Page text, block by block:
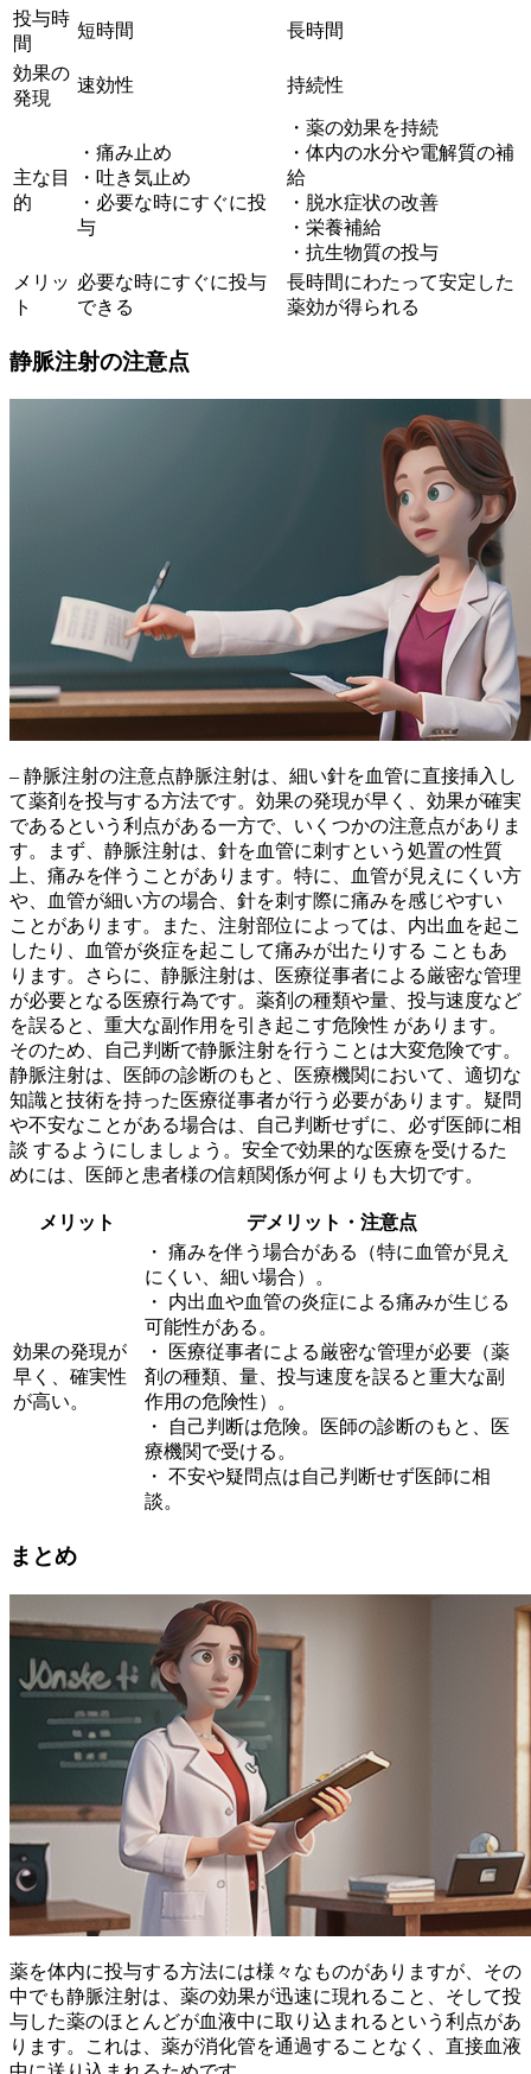
投与時
間
短時間 長時間
効果の
発現
速効性 持続性
主な目
的
・痛み止め
・吐き気止め
・必要な時にすぐに投
与
・薬の効果を持続
・体内の水分や電解質の補
給
・脱水症状の改善
・栄養補給
・抗生物質の投与
メリッ
ト
必要な時にすぐに投与
できる
長時間にわたって安定した
薬効が得られる
静脈注射の注意点
– 静脈注射の注意点静脈注射は、 細い針を血管に直接挿入し
て薬剤を投与する方法です。効果の発現が早く、効果が確実
であるという利点がある一方で、いくつかの注意点がありま
す。まず、静脈注射は、針を血管に刺すという処置の性質
上、痛みを伴うことがあります。特に、血管が見えにくい方
や、血管が細い方の場合、 針を刺す際に痛みを感じやすい
ことがあります。また、注射部位によっては、 内出血を起こ
したり、血管が炎症を起こして痛みが出たりする こともあ
ります。さらに、静脈注射は、
医療従事者による厳密な管理
が必要となる医療行為です。薬剤の種類や量、投与速度など
を誤ると、 重大な副作用を引き起こす危険性 があります。
そのため、自己判断で静脈注射を行うことは大変危険です。
静脈注射は、医師の診断のもと、医療機関において、適切な
知識と技術を持った医療従事者が行う必要があります。疑問
や不安なことがある場合は、
自己判断せずに、必ず医師に相
談 するようにしましょう。安全で効果的な医療を受けるた
めには、医師と患者様の信頼関係が何よりも大切です。
メリット デメリット・注意点
効果の発現が
早く、確実性
が高い。
・ 痛みを伴う場合がある（特に血管が見え
にくい、細い場合）。
・ 内出血や血管の炎症による痛みが生じる
可能性がある。
・ 医療従事者による厳密な管理が必要（薬
剤の種類、量、投与速度を誤ると重大な副
作用の危険性）。
・ 自己判断は危険。医師の診断のもと、医
療機関で受ける。
・ 不安や疑問点は自己判断せず医師に相
談。
まとめ
薬を体内に投与する方法には様々なものがありますが、その
中でも静脈注射は、薬の効果が迅速に現れること、そして投
与した薬のほとんどが血液中に取り込まれるという利点があ
ります。これは、薬が消化管を通過することなく、直接血液